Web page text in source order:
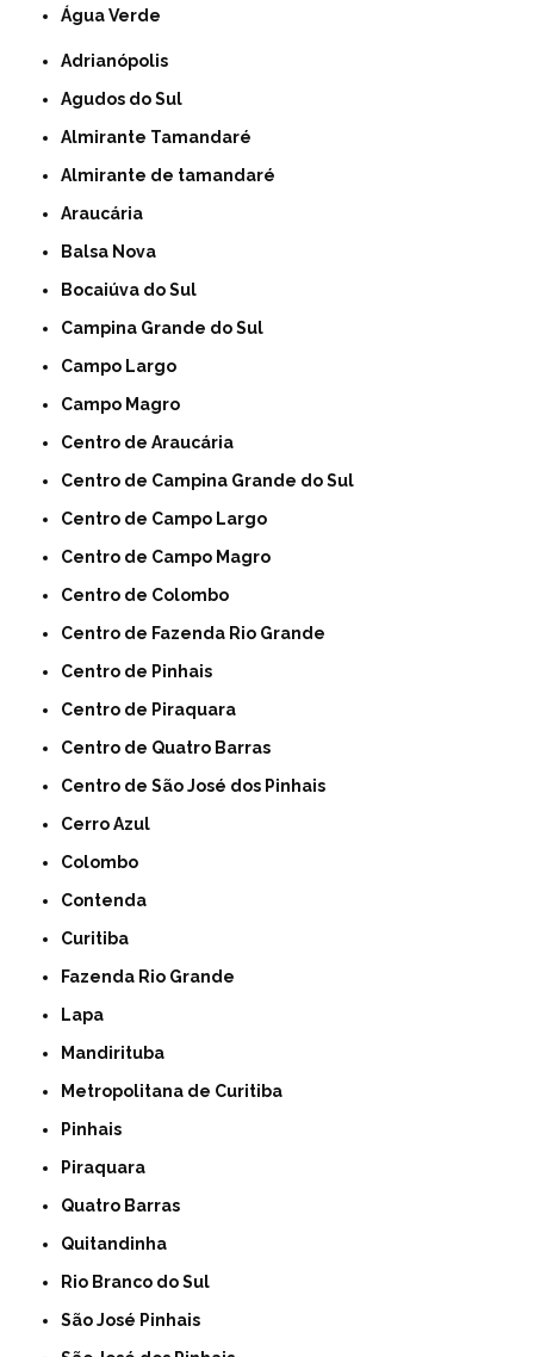
Água Verde
Adrianópolis
Agudos do Sul
Almirante Tamandaré
Almirante de tamandaré
Araucária
Balsa Nova
Bocaiúva do Sul
Campina Grande do Sul
Campo Largo
Campo Magro
Centro de Araucária
Centro de Campina Grande do Sul
Centro de Campo Largo
Centro de Campo Magro
Centro de Colombo
Centro de Fazenda Rio Grande
Centro de Pinhais
Centro de Piraquara
Centro de Quatro Barras
Centro de São José dos Pinhais
Cerro Azul
Colombo
Contenda
Curitiba
Fazenda Rio Grande
Lapa
Mandirituba
Metropolitana de Curitiba
Pinhais
Piraquara
Quatro Barras
Quitandinha
Rio Branco do Sul
São José Pinhais